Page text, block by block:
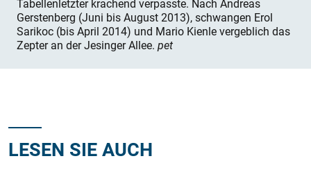
Tabellenletzter krachend verpasste. Nach Andreas
Gerstenberg (Juni bis August 2013), schwangen Erol
Sarikoc (bis April 2014) und Mario Kienle vergeblich das
Zepter an der Jesinger Allee. pet
LESEN SIE AUCH